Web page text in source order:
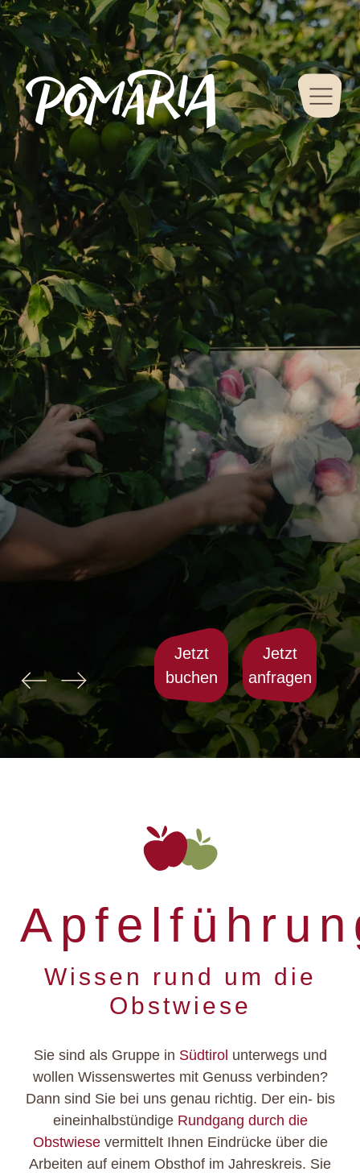
Jetzt
anfragen
Jetzt
buchen
Wissen rund um die
Obstwiese
Sie sind als Gruppe in Südtirol unterwegs und
wollen Wissenswertes mit Genuss verbinden?
Dann sind Sie bei uns genau richtig. Der ein- bis
eineinhalbstündige Rundgang durch die
Obstwiesevermittelt Ihnen Eindrücke über die
Arbeiten auf einem Obsthof im Jahreskreis. Sie